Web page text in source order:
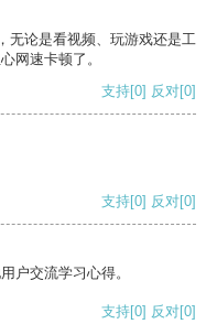
无论是看视频、玩游戏还是工
网速卡顿了。
支持[0] 反对[0]
支持[0] 反对[0]
户交流学习心得。
支持[0] 反对[0]